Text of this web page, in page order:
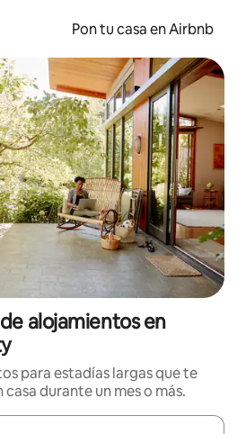
Pon tu casa en Airbnb
alojamientos en
para estadías largas que te
durante un mes o más.